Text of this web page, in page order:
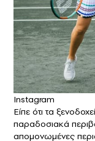
Instagram
Είπε ότι τα
παραδοσιακά
απομονωμένες